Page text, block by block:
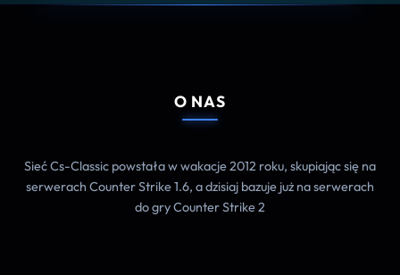
O NAS
Sieć Cs-Classic powstała w wakacje 2012 roku, skupiając się na
serwerach Counter Strike 1.6, a dzisiaj bazuje już na serwerach
do gry Counter Strike 2